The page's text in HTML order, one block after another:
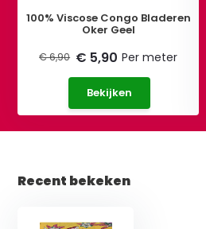
100% Viscose Congo Bladeren
Oker Geel
€ 6,90 € 5,90 Per meter
Bekijken
Recent bekeken